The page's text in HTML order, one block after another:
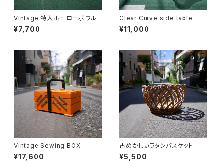
Vintage 特大ホーローボウル
¥7,700
Clear Curve side table
¥11,000
Vintage Sewing BOX
¥17,600
古めかしいラタンバスケット
¥5,500